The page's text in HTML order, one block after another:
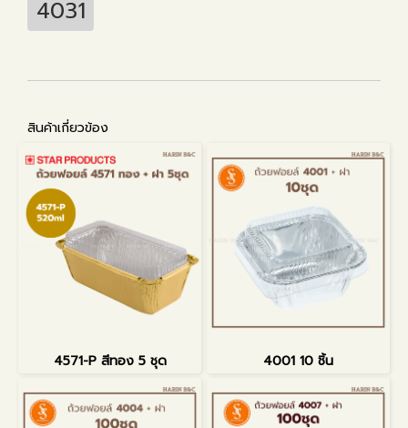
4031
สินค้าเกี่ยวข้อง
4571-P สีทอง 5 ชุด 4001 10 ชิ้น